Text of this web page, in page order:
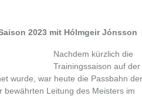
2023 mit Hólmgeir Jónsson
Nachdem kürzlich die
Trainingssaison auf der
wurde, war heute die Passbahn
bewährten Leitung des Meisters im